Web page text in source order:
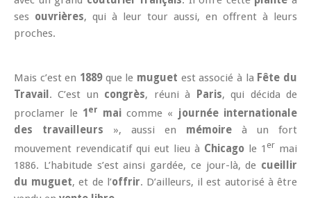
ses ouvrières, qui à leur tour aussi, en offrent à leurs
proches.
Mais c’est en 1889que le muguet est associé à la Fête du
Travail . C’est un congrès, réuni à Paris, qui décida de
proclamer le 1 er mai comme « journée internationale
des travailleurs », aussi en mémoire à un fort
mouvement revendicatif qui eut lieu à Chicago le 1 er mai
1886. L’habitude s’est ainsi gardée, ce jour-là, de cueillir
du muguet, et de l’offrir. D’ailleurs, il est autorisé à être